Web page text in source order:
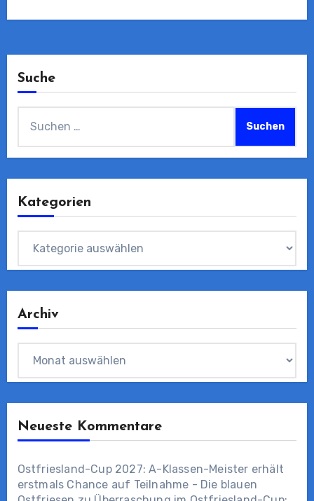
Suche
Kategorien
Archiv
Neueste Kommentare
Ostfriesland-Cup 2027: A-Klassen-Meister erhält
erstmals Chance auf Teilnahme - Die blauen